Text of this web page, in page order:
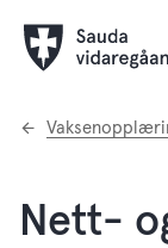
Du
Nett-